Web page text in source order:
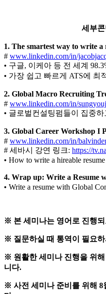
세부
1. The smartest way to write
# www.linkedin.com/in/
• 구글, 이케아 등 전 세계
• 가장 쉽고 빠르게 ATS에 최
2. Global Macro Recruiting
# www.linkedin.com/in/
• 글로벌컨설팅펌들이 집중
3. Global Career Workshop I
# www.linkedin.com/in/
# 세바시 강연 링크: https://
• How to write a hireable
4. Wrap up: Write a Resume
• Write a resume with Global
※ 본 세미나는 영어로 진행
※ 질문하실 때 통역이 필요
※ 원활한 세미나 진행을 위
니다.
※ 사전 세미나 준비를 위해 8